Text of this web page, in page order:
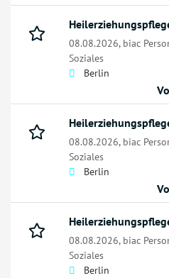
08.08.2026, biac
Soziales
Berlin
08.08.2026, biac
Soziales
Berlin
08.08.2026, biac
Soziales
Berlin